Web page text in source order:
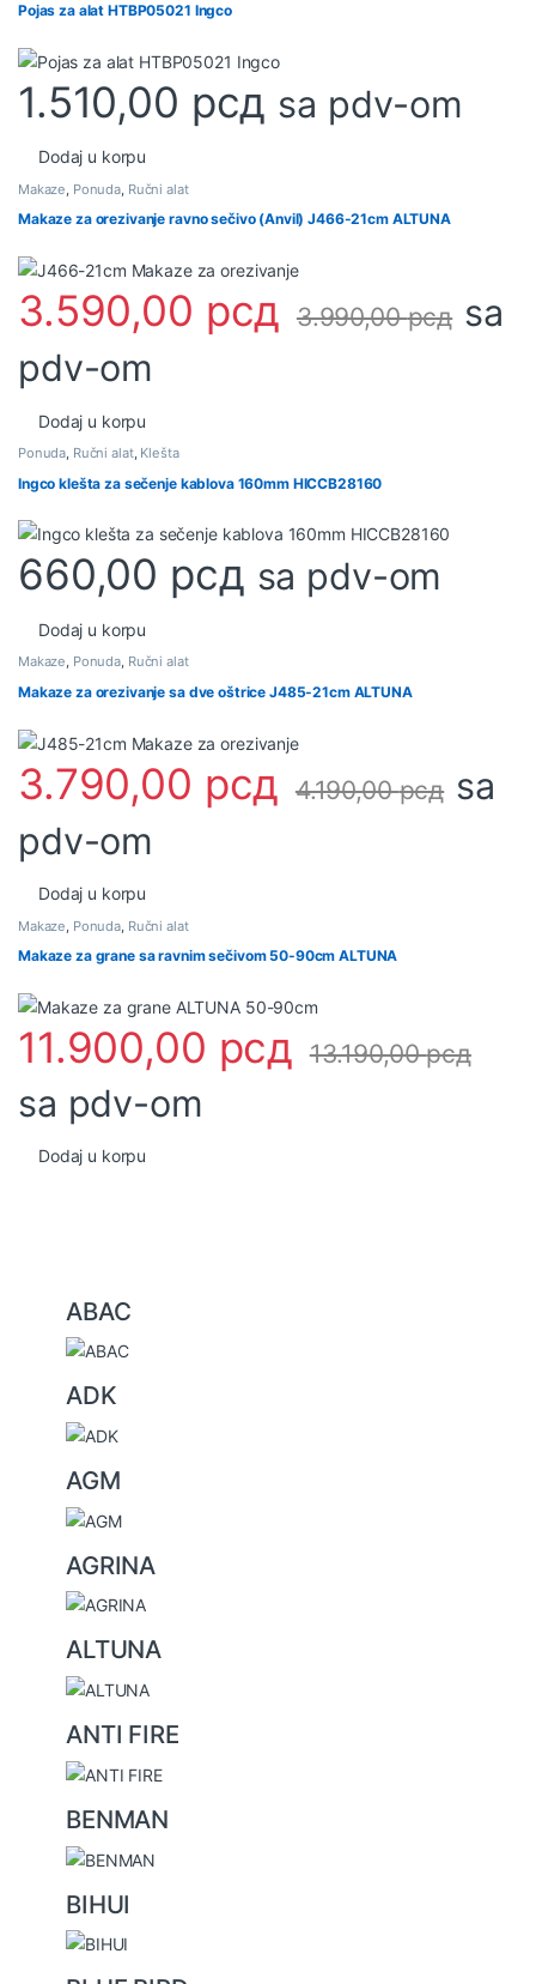
Pojas za alat HTBP05021 Ingco
1.510,00 рсд sa pdv-om
Dodaj u korpu
Makaze, Ponuda, Ručni alat
Makaze za orezivanje ravno sečivo (Anvil) J466-21cm ALTUNA
3.590,00 рсд 3.990,00рсд sa
pdv-om
Dodaj u korpu
Ponuda, Ručni alat, Klešta
Ingco klešta za sečenje kablova 160mm HICCB28160
660,00 рсд sa pdv-om
Dodaj u korpu
Makaze, Ponuda, Ručni alat
Makaze za orezivanje sa dve oštrice J485-21cm ALTUNA
3.790,00 рсд 4.190,00рсд sa
pdv-om
Dodaj u korpu
Makaze Ponuda Ručni alat
Makaze za grane sa ravnim sečivom 50-90cm ALTUNA
11.900,00 рсд 13.190,00рсд
sa pdv-om
Dodaj u korpu
ABAC
ADK
AGM
AGRINA
ALTUNA
ANTI FIRE
BENMAN
BIHUI